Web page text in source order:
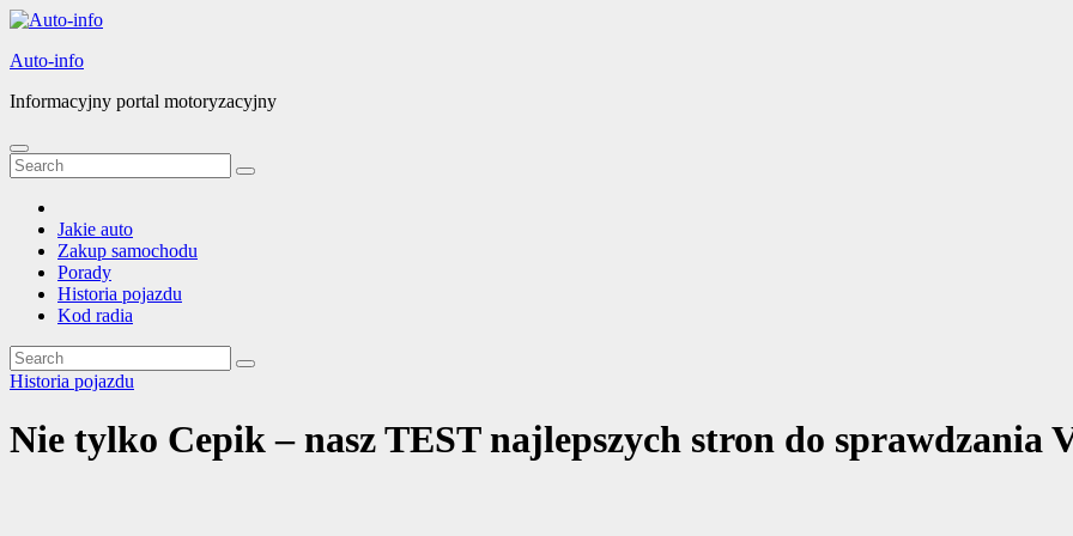
Skip
content
Auto-info
Informacyjny portal motoryzacyjny
Jakie auto
Zakup samochodu
Porady
Historia pojazdu
Kod radia
Historia pojazdu
Nie tylko Cepik – nasz TEST najlepszych stron do sprawdzania